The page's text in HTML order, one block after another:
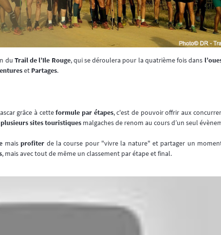
du Trail de l’Ile Rouge, qui se déroulera pour la quatrième fois dans
et Partages.
grâce à cetteformule par étapes, c'est de pouvoir offrir aux
sites touristiques malgaches de renom au cours d’un seul
mais profiter de la course pour "vivre la nature" et partager un
, mais avec tout de même un classement par étape et final.